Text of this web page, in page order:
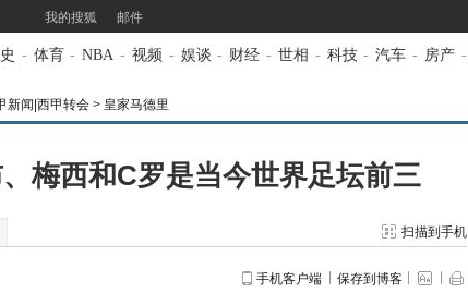
我的搜狐 邮件
- 体育 - NBA - 视频 - 娱谈 - 财经 - 世相 - 科技 - 汽车 - 房产 -
新闻|西甲转会 > 皇家马德里
梅西和C罗是当今世界足坛前三
扫描到手机
手机客户端 保存到博客